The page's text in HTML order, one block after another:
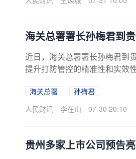
海关总署署长孙梅君到
近日，海关总署署长孙梅君到
提升打防管控的精准性和实效
部陆海新通道建设。
海关总署
孙梅君
人民财讯
李在山 07-30 20:10
贵州多家上市公司预告